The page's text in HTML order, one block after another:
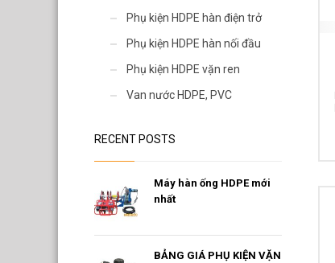
Phụ kiện HDPE hàn điện trở
Phụ kiện HDPE hàn nối đầu
Phụ kiện HDPE vặn ren
Van nước HDPE, PVC
RECENT POSTS
Máy hàn ống HDPE mới
nhất
BẢNG GIÁ PHỤ KIỆN VẶN